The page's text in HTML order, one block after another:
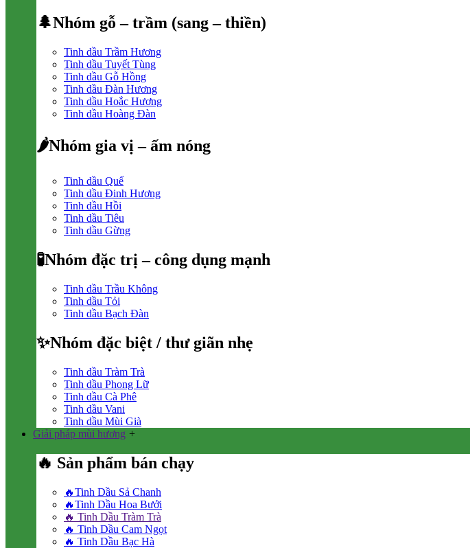
🌲Nhóm gỗ – trầm (sang – thiền)
Tinh dầu Trầm Hương
Tinh dầu Tuyết Tùng
Tinh dầu Gỗ Hồng
Tinh dầu Đàn Hương
Tinh dầu Hoắc Hương
Tinh dầu Hoàng Đàn
🌶Nhóm gia vị – ấm nóng
Tinh dầu Quế
Tinh dầu Đinh Hương
Tinh dầu Hồi
Tinh dầu Tiêu
Tinh dầu Gừng
🧪Nhóm đặc trị – công dụng mạnh
Tinh dầu Trầu Không
Tinh dầu Tỏi
Tinh dầu Bạch Đàn
✨Nhóm đặc biệt / thư giãn nhẹ
Tinh dầu Tràm Trà
Tinh dầu Phong Lữ
Tinh dầu Cà Phê
Tinh dầu Vani
Tinh dầu Mùi Già
Giải pháp mùi hương +
🔥 Sản phẩm bán chạy
🔥Tinh Dầu Sả Chanh
🔥Tinh Dầu Hoa Bưởi
🔥 Tinh Dầu Tràm Trà
🔥 Tinh Dầu Cam Ngọt
🔥 Tinh Dầu Bạc Hà